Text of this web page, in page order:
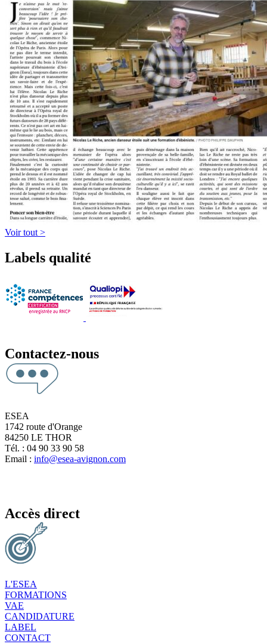
Voir tout >
Labels qualité
Contactez-nous
ESEA
1742 route d'Orange
84250 LE THOR
Tél. : 04 90 33 90 58
Email : info@esea-avignon.com
Accès direct
L'ESEA
FORMATIONS
VAE
CANDIDATURE
LABEL
CONTACT